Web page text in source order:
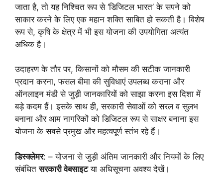
जाता है, तो यह निश्चित रूप से ‘डिजिटल भारत’ के सपने को
साकार करने के लिए एक महान शक्ति साबित हो सकती है। विशेष
रूप से, कृषि के क्षेत्र में भी इस योजना की उपयोगिता अत्यंत
अधिक है।
उदाहरण के तौर पर, किसानों को मौसम की सटीक जानकारी
प्रदान करना, फसल बीमा की सुविधाएं उपलब्ध कराना और
ऑनलाइन मंडी से जुड़ी जानकारियों को साझा करना इस दिशा में
बड़े कदम हैं। इसके साथ ही, सरकारी सेवाओं को सरल व सुलभ
बनाना और आम नागरिकों को डिजिटल रूप से साक्षर बनाना इस
योजना के सबसे प्रमुख और महत्वपूर्ण स्तंभ रहे हैं।
डिस्क्लेमर: – योजना से जुड़ी अंतिम जानकारी और नियमों के लिए
संबंधितसरकारी वेबसाइटया अधिसूचना अवश्य देखें।